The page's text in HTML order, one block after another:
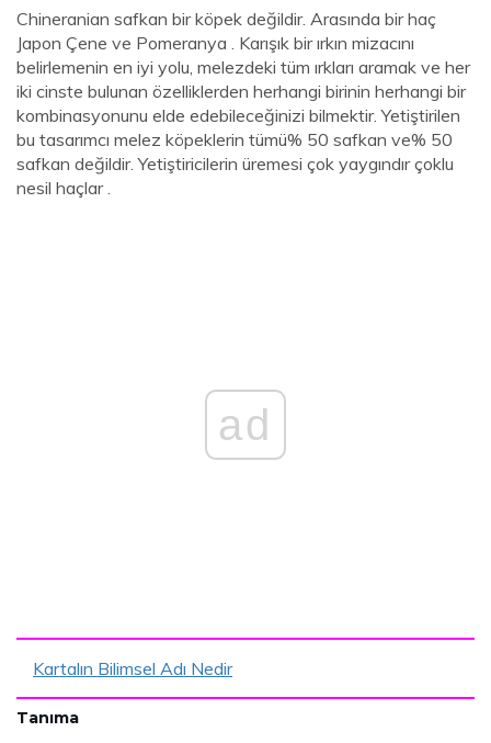
Chineranian safkan bir köpek değildir. Arasında bir haç
Japon Çene ve Pomeranya . Karışık bir ırkın mizacını
belirlemenin en iyi yolu, melezdeki tüm ırkları aramak ve her
iki cinste bulunan özelliklerden herhangi birinin herhangi bir
kombinasyonunu elde edebileceğinizi bilmektir. Yetiştirilen
bu tasarımcı melez köpeklerin tümü% 50 safkan ve% 50
safkan değildir. Yetiştiricilerin üremesi çok yaygındır çoklu
nesil haçlar .
ad
Kartalın Bilimsel Adı Nedir
Tanıma